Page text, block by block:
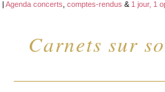
Carnets sur
| Agenda concerts comptes-rendus & 1 jour, 1